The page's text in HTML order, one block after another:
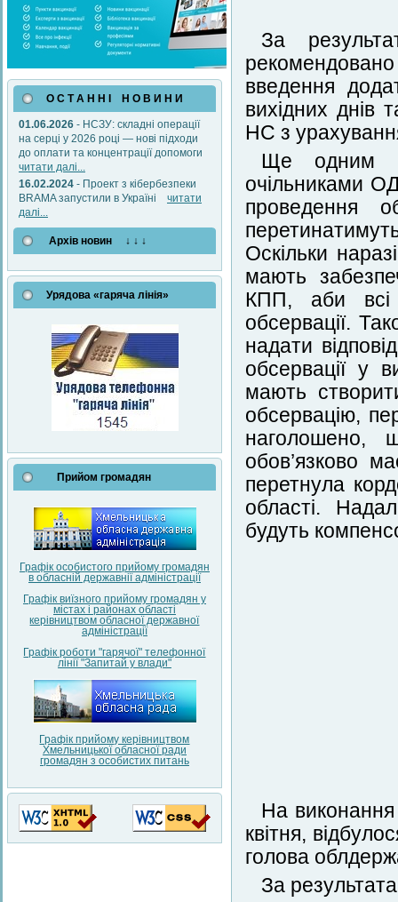
О С Т А Н Н І Н О В И Н И
01.06.2026 - НСЗУ: складні операції
на серці у 2026 році — нові підходи
до оплати та концентрації допомоги
читати далі...
16.02.2024 - Проект з кібербезпеки
BRAMA запустили в Україні читати
далі...
Архів новин ↓ ↓ ↓
Урядова «гаряча лінія»
Прийом громадян
Графік особистого прийому громадян
в обласній державнії адміністрації
Графік виїзного прийому громадян у
містах і районах області
керівництвом обласної державної
адміністрації
Графік роботи "гарячої" телефонної
лінії "Запитай у влади"
Графік прийому керівництвом
Хмельницької обласної ради
громадян з особистих питань
За
введення
вихідних днів
НС з
Ще одним
очільниками
проведення
Оскільки
мають
КПП, аби всі
обсервації.
надати
обсервації у
мають
обсервацію,
наголошено,
обов’язково
перетнула
області.
будуть
На виконання
квітня,
голова
За